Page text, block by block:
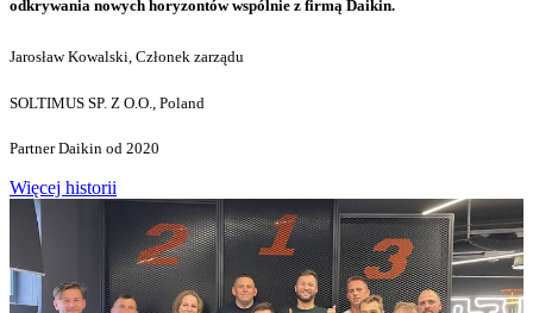
odkrywania nowych horyzontów wspólnie z firmą Daikin.
Jarosław Kowalski, Członek zarządu
SOLTIMUS SP. Z O.O., Poland
Partner Daikin od 2020
Więcej historii